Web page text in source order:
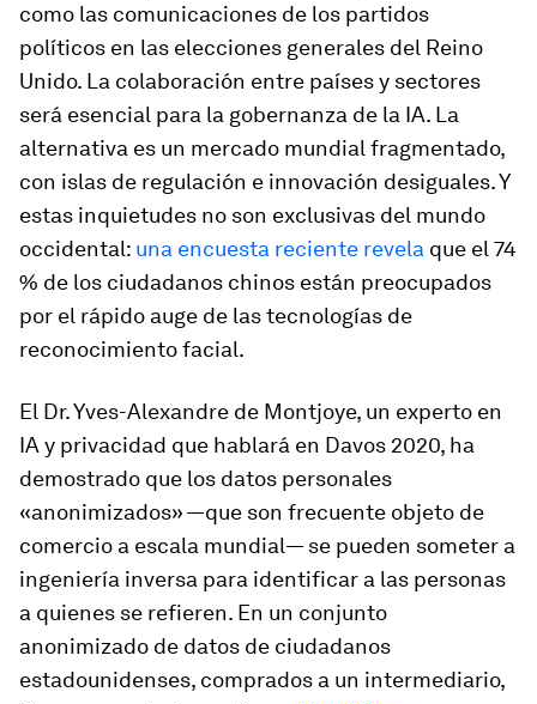
como las comunicaciones de los partidos
políticos en las elecciones generales del Reino
Unido. La colaboración entre países y sectores
será esencial para la gobernanza de la IA. La
alternativa es un mercado mundial fragmentado,
con islas de regulación e innovación desiguales. Y
estas inquietudes no son exclusivas del mundo
occidental: una encuesta reciente revela que el 74
% de los ciudadanos chinos están preocupados
por el rápido auge de las tecnologías de
reconocimiento facial.
El Dr. Yves-Alexandre de Montjoye, un experto en
IA y privacidad que hablará en Davos 2020, ha
demostrado que los datos personales
«anonimizados» —que son frecuente objeto de
comercio a escala mundial— se pueden someter a
ingeniería inversa para identificar a las personas
a quienes se refieren. En un conjunto
anonimizado de datos de ciudadanos
estadounidenses, comprados a un intermediario,